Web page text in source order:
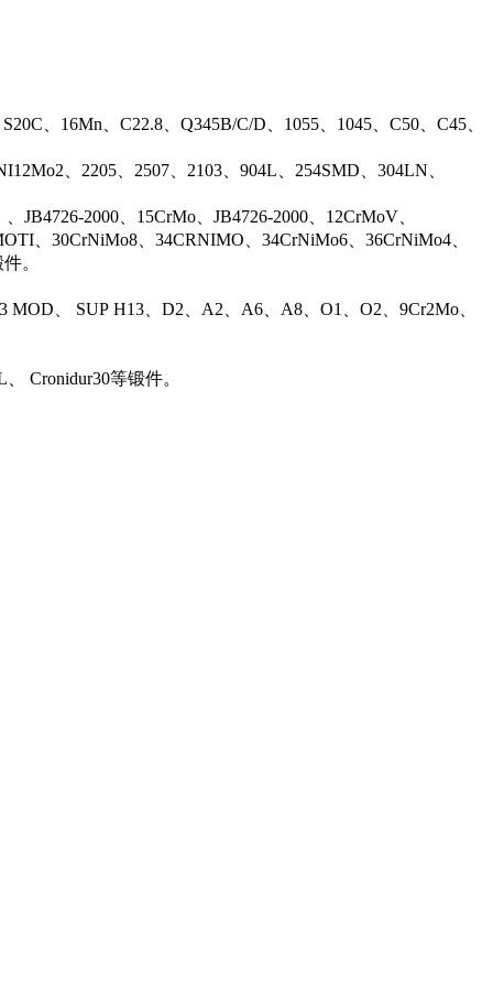
、16Mn、C22.8、Q345B/C/D、1055、1045、C50、C45、
、2205、2507、2103、904L、254SMD、304LN、
2000、15CrMo、JB4726-2000、12CrMoV、
、30CrNiMo8、34CRNIMO、34CrNiMo6、36CrNiMo4、
。
、 SUP H13、D2、A2、A6、A8、O1、O2、9Cr2Mo、
Cronidur30等锻件。